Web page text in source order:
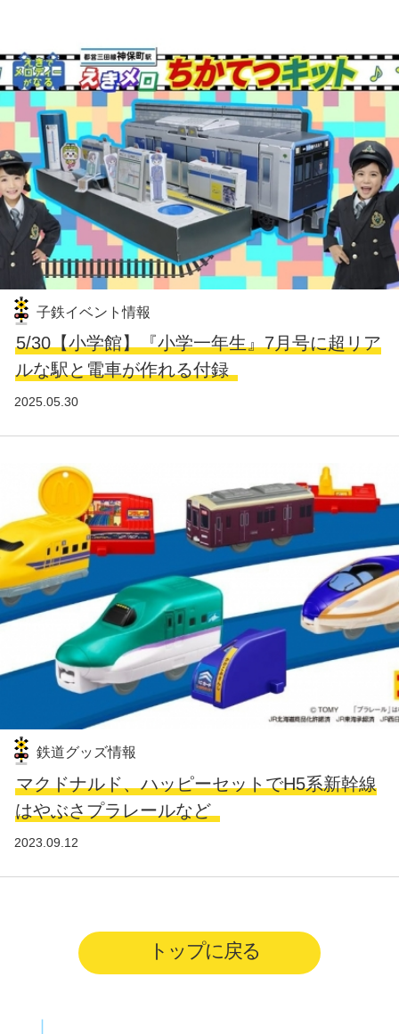
子鉄イベント情報
5/30【小学館】『小学一年生』7月号に超リア
ルな駅と電車が作れる付録
2025.05.30
鉄道グッズ情報
マクドナルド、ハッピーセットでH5系新幹線
はやぶさプラレールなど
2023.09.12
トップに戻る